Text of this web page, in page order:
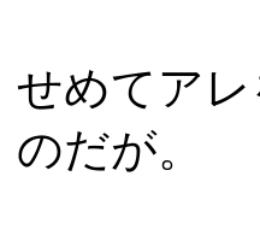
せめてア
のだが。